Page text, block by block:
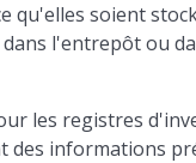
qu'elles soient
l'entrepôt ou
les registres
des informations